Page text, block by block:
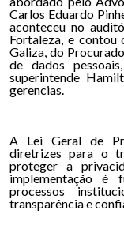
Carlos Eduardo
aconteceu no
Fortaleza, e contou
Galiza, do
de dados
superintende
gerencias.
A Lei Geral de
diretrizes para o
proteger a
implementação é
processos
transparência e